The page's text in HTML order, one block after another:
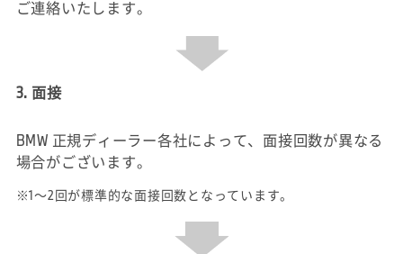
ご連絡いたします。
3. 面接
BMW 正規ディーラー各社によって、面接回数が異なる
場合がございます。
※1～2回が標準的な面接回数となっています。